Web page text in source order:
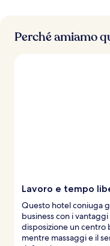
Perché amiamo
Lavoro e tempo
Questo hotel coniuga
business con i
disposizione un centro
mentre massaggi e il